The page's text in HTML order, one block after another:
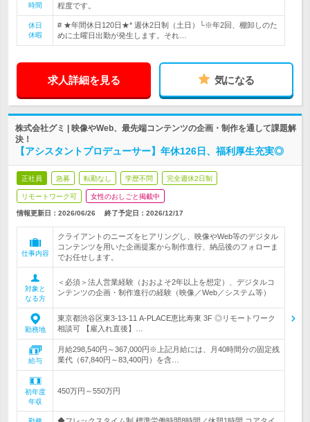
時間
程度です。
休日
休暇
# ★年間休日120日★* 週休2日制（土日）└※年2回、棚卸しのた
めに土曜日出勤が発生します。それ…
求人詳細を見る 気になる
株式会社グミ | 映像やWeb、最先端コンテンツの企画・制作を通して課題解
決！
【アシスタントプロデューサー】年休126日、福利厚生充実◎
正社員 急募 転勤なし 学歴不問 完全週休2日制
リモートワーク可 女性のおしごと掲載中
情報更新日：2026/06/26 終了予定日： 2026/12/17
仕事内容
クライアントのニーズをヒアリングし、映像やWeb等のデジタル
コンテンツを用いた企画提案から制作進行、納品後のフォローま
でお任せします。
対象と
なる方
＜必須＞法人営業経験（おおよそ2年以上を想定）、デジタルコ
ンテンツの企画・制作進行の経験（映像／Web／システム等）
勤務地
東京都渋谷区東3-13-11 A-PLACE恵比寿東 3F ◎リモートワーク
相談可 【雇入れ直後】…
給与
月給298,540円～367,000円※上記月給には、月40時間分の固定残
業代（67,840円～83,400円）を含…
初年度
年収
450万円～550万円